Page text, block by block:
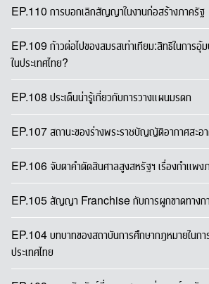
EP.110 การบอกเลิกสัญญาในงานก่อสร้างภาครัฐ
EP.109 ก้าวต่อไปของสมรสเท่าเทียม:สิทธิในการ
ในประเทศไทย?
EP.108 ประเด็นน่ารู้เกี่ยวกับการวางแผนมรดก
EP.107 สถานะของร่างพระราชบัญญัติอากาศสะอ
EP.106 จับตาคำตัดสินศาลสูงสหรัฐฯ เรื่องกำแพง
EP.105 สัญญา Franchise กับการผูกขาดทางก
EP.104 บทบาทของสถาบันการศึกษากฎหมายในก
ประเทศไทย